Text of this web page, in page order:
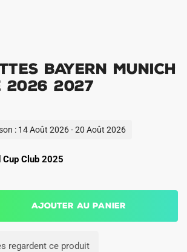
Bayern Munich
2027
:
: 14 Août 2026 - 20 Août 2026
Cup Club 2025
Ajouter au panier
regardent ce produit